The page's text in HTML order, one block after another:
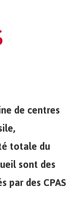
de centres
totale du
sont des
par des CPAS